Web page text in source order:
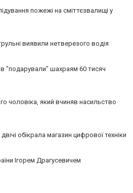
пожежі на сміттєзвалищі у
виявили нетверезого водія
"подарували" шахраям 60 тисяч
чоловіка, який вчиняв насильство
обікрала магазин цифрової техніки
Ігорем Драгусевичем